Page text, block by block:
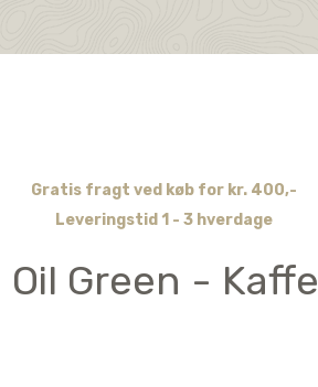
Gratis fragt ved køb for kr. 400,-
Leveringstid 1 - 3 hverdage
Green - Kaffe